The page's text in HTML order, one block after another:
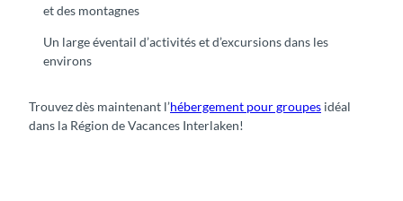
et des montagnes
Un large éventail d’activités et d’excursions dans les
environs
Trouvez dès maintenant l’hébergement pour groupes idéal
dans la Région de Vacances Interlaken!